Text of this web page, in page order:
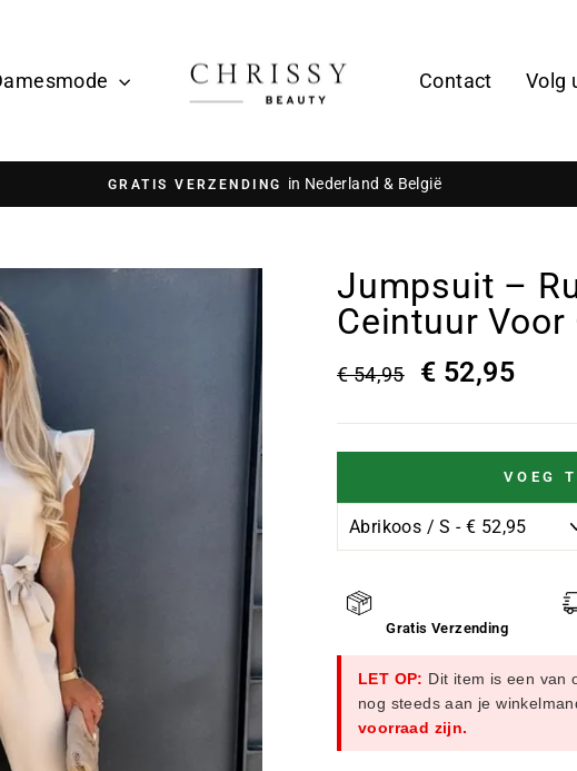
Contact Volg
GRATIS VERZENDING in Nederland & België
Jumpsuit –
Ceintuur
€ 54,95 € 52,95
VOEG
Gratis Verzending
LET OP: Dit item is een van
nog steeds aan je
voorraad zijn.